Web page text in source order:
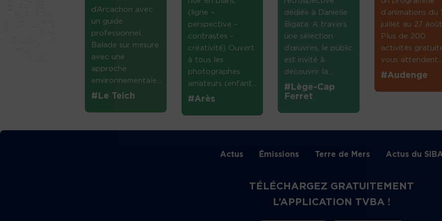
d’Arcachon avec
un guide
professionnel.
Balade sur mesure
avec une
approche
environnementale....
#Le Teich
(ligne –
perspective –
contrastes –
créativité) Ouvert
à tous les
photographes
amateurs (enfant...
#Arès
dédiée à Danielle
Bigata. A travers
une sélection
d’œuvres, le public
est invité à
découvrir la...
#Lège-Cap
Ferret
d’animations du 1
juillet au 27
Plus de 200
activités
vous
#Audenge
Actus Émissions Terre de Mers Actus du
TÉLÉCHARGEZ GRATUITEMENT
L’APPLICATION TVBA !